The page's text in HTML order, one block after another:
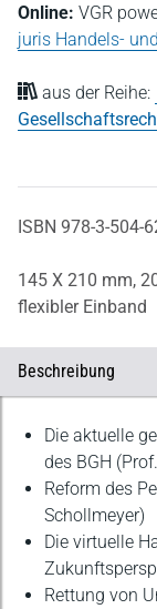
Online: VGR
juris Handels-
aus der Reihe:
ISBN 978-3-504-
145 X 210 mm,
flexibler Einband
Beschreibung
Beschreibung
Die aktuelle
des BGH
Reform des
Schollmeyer)
Die virtuelle
Rettung von